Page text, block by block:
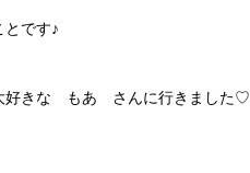
とです♪
好きな もあ さんに行きました♡